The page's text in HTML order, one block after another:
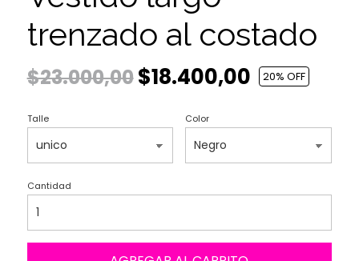
trenzado al costado
$23.000,00$18.400,00 20% OFF
Talle Color
Cantidad